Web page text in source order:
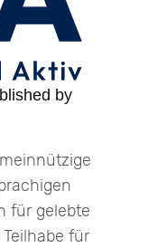
by
für gelebte
für